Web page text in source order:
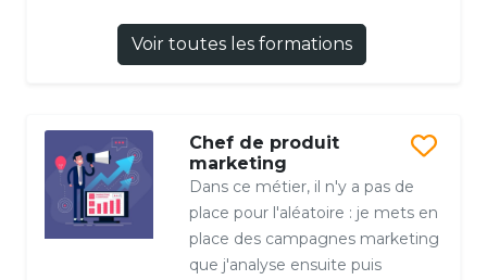
Voir toutes les formations
Chef de produit
marketing
Dans ce métier, il n'y a pas de
place pour l'aléatoire : je mets en
place des campagnes marketing
que j'analyse ensuite puis